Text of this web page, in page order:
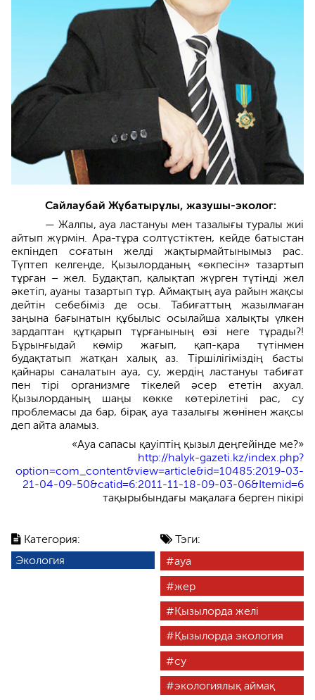
Категория:
Экология
Тэги:
ауа
жер
Қызылорда желі
Қызылорда экология
су
экологиялық аймақ
Сайлаубай Жұбатырұлы, жазушы-эколог:
— Жалпы, ауа ластануы мен тазалығы туралы жиі
айтып жүрмін. Ара-тұра солтүстіктен, кейде батыстан
екпіндеп соғатын желді жақтырмайтынымыз рас.
Түптеп келгенде, Қызылорданың «өкпесін» тазартып
тұрған – жел. Будақтап, қалықтап жүрген түтінді жел
әкетіп, ауаны тазартып тұр. Аймақтың ауа райын жақсы
дейтін себебіміз де осы. Табиғаттың жазылмаған
заңына бағынатын құбылыс осылайша халықты үлкен
зардаптан құтқарып тұрғанының өзі неге тұрады?!
Бұрынғыдай көмір жағып, қап-қара түтінмен
будақтатып жатқан халық аз. Тіршілігіміздің басты
қайнары саналатын ауа, су, жердің ластануы табиғат
пен тірі организмге тікелей әсер ететін ахуал.
Қызылорданың шаңы көкке көтерілетіні рас, су
проблемасы да бар, бірақ ауа тазалығы жөнінен жақсы
деп айта аламыз.
«Ауа сапасы қауіптің қызыл деңгейінде ме?»
http://halyk-gazeti.kz/index.php?
option=com_content&view=article&id=10485:2019-03-
21-04-09-50&catid=6:2011-11-18-09-03-06&Itemid=6
тақырыбындағы мақалаға берген пікірі